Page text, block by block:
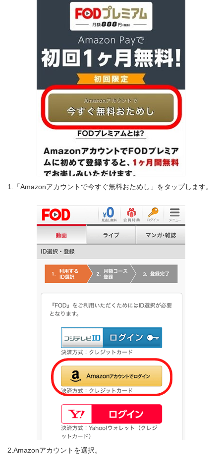
1.「Amazonアカウントで今すぐ無料おためし」をタップします。
2.Amazonアカウントを選択。